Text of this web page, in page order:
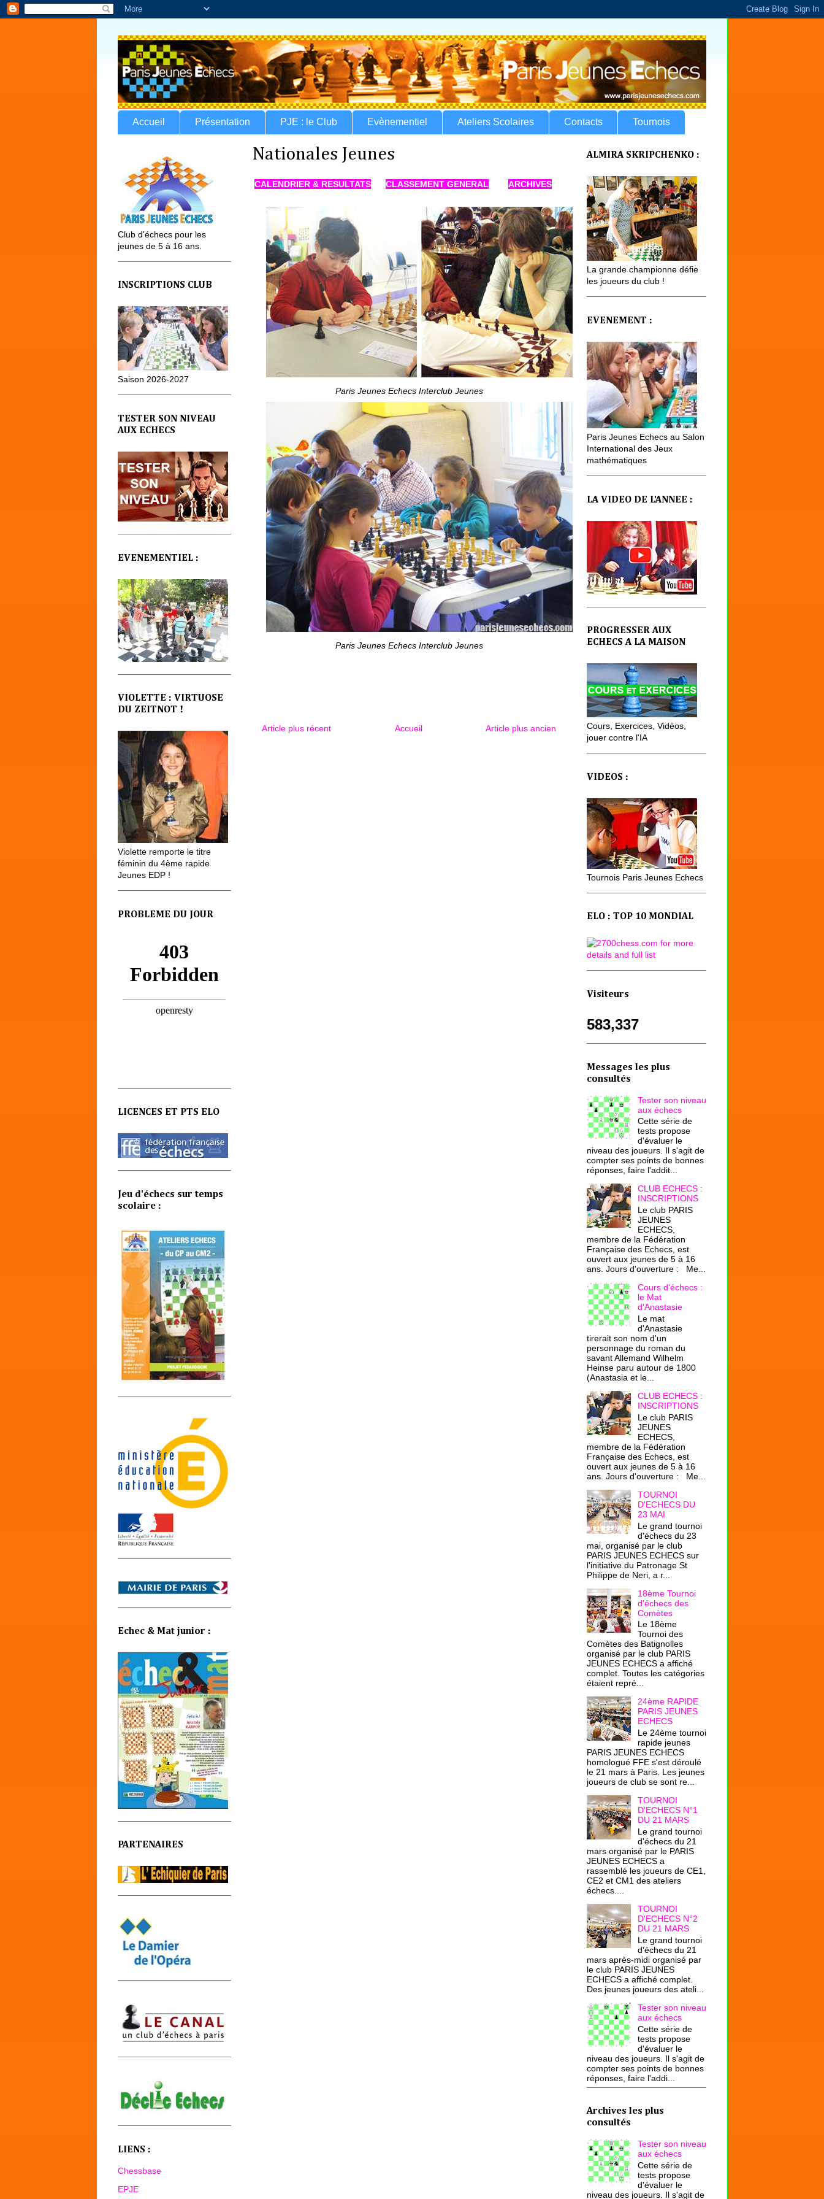
Accueil Présentation PJE : le Club Evènementiel Ateliers Scolaires Contacts Tournois
Nationales Jeunes
CALENDRIER & RESULTATS CLASSEMENT GENERAL ARCHIVES
Paris Jeunes Echecs Interclub Jeunes
Paris Jeunes Echecs Interclub Jeunes
Article plus récent Article plus ancien
Accueil
Club d'échecs pour les
jeunes de 5 à 16 ans.
INSCRIPTIONS CLUB
Saison 2026-2027
TESTER SON NIVEAU
AUX ECHECS
EVENEMENTIEL :
VIOLETTE : VIRTUOSE
DU ZEITNOT !
Violette remporte le titre
féminin du 4ème rapide
Jeunes EDP !
PROBLEME DU JOUR
LICENCES ET PTS ELO
Jeu d'échecs sur temps
scolaire :
Echec & Mat junior :
PARTENAIRES
LIENS :
Chessbase
EPJE
ALMIRA SKRIPCHENKO :
La grande championne défie
les joueurs du club !
EVENEMENT :
Paris Jeunes Echecs au Salon
International des Jeux
mathématiques
LA VIDEO DE L'ANNEE :
PROGRESSER AUX
ECHECS A LA MAISON
Cours, Exercices, Vidéos,
jouer contre l'IA
VIDEOS :
Tournois Paris Jeunes Echecs
ELO : TOP 10 MONDIAL
Visiteurs
583,337
Messages les plus
consultés
Tester son niveau
aux échecs
Cette série de
tests propose
d'évaluer le
niveau des joueurs. Il s'agit de
compter ses points de bonnes
réponses, faire l'addit...
CLUB ECHECS :
INSCRIPTIONS
Le club PARIS
JEUNES
ECHECS,
membre de la Fédération
Française des Echecs, est
ouvert aux jeunes de 5 à 16
ans. Jours d'ouverture : Me...
Cours d'échecs :
le Mat
d'Anastasie
Le mat
d'Anastasie
tirerait son nom d'un
personnage du roman du
savant Allemand Wilhelm
Heinse paru autour de 1800
(Anastasia et le...
CLUB ECHECS :
INSCRIPTIONS
Le club PARIS
JEUNES
ECHECS,
membre de la Fédération
Française des Echecs, est
ouvert aux jeunes de 5 à 16
ans. Jours d'ouverture : Me...
TOURNOI
D'ECHECS DU
23 MAI
Le grand tournoi
d'échecs du 23
mai, organisé par le club
PARIS JEUNES ECHECS sur
l'initiative du Patronage St
Philippe de Neri, a r...
18ème Tournoi
d'échecs des
Comètes
Le 18ème
Tournoi des
Comètes des Batignolles
organisé par le club PARIS
JEUNES ECHECS a affiché
complet. Toutes les catégories
étaient repré...
24ème RAPIDE
PARIS JEUNES
ECHECS
Le 24ème tournoi
rapide jeunes
PARIS JEUNES ECHECS
homologué FFE s'est déroulé
le 21 mars à Paris. Les jeunes
joueurs de club se sont re...
TOURNOI
D'ECHECS N°1
DU 21 MARS
Le grand tournoi
d'échecs du 21
mars organisé par le PARIS
JEUNES ECHECS a
rassemblé les joueurs de CE1,
CE2 et CM1 des ateliers
échecs....
TOURNOI
D'ECHECS N°2
DU 21 MARS
Le grand tournoi
d'échecs du 21
mars après-midi organisé par
le club PARIS JEUNES
ECHECS a affiché complet.
Des jeunes joueurs des ateli...
Tester son niveau
aux échecs
Cette série de
tests propose
d'évaluer le
niveau des joueurs. Il s'agit de
compter ses points de bonnes
réponses, faire l'addi...
Archives les plus
consultés
Tester son niveau
aux échecs
Cette série de
tests propose
d'évaluer le
niveau des joueurs. Il s'agit de